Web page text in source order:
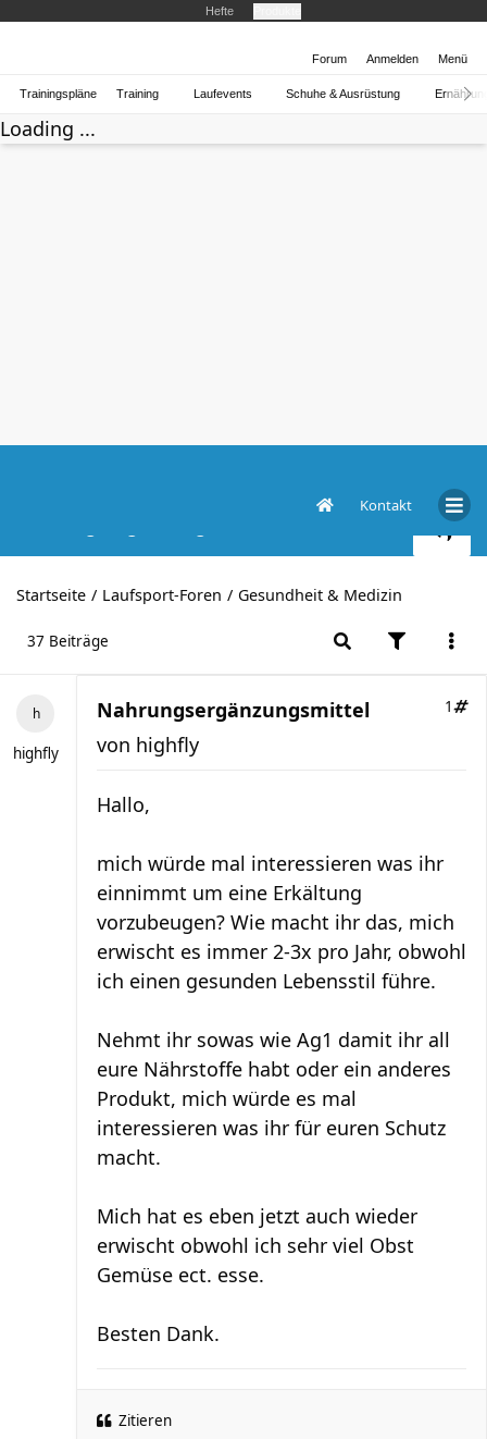
Hefte
Forum Anmelden Menü
Trainingspläne Training Laufevents Schuhe & Ausrüstung
Loading ...
Kontakt
Startseite Laufsport-Foren Gesundheit & Medizin
37 Beiträge
highfly
Nahrungsergänzungsmittel 1
von highfly
Hallo,
mich würde mal interessieren was ihr
einnimmt um eine Erkältung
vorzubeugen? Wie macht ihr das, mich
erwischt es immer 2-3x pro Jahr, obwohl
ich einen gesunden Lebensstil führe.
Nehmt ihr sowas wie Ag1 damit ihr all
eure Nährstoffe habt oder ein anderes
Produkt, mich würde es mal
interessieren was ihr für euren Schutz
macht.
Mich hat es eben jetzt auch wieder
erwischt obwohl ich sehr viel Obst
Gemüse ect. esse.
Besten Dank.
Zitieren